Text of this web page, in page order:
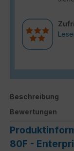
Beschreibung
Bewertungen
80F -